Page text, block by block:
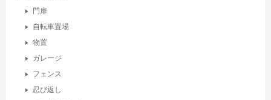
門扉
自転車置場
物置
ガレージ
フェンス
忍び返し